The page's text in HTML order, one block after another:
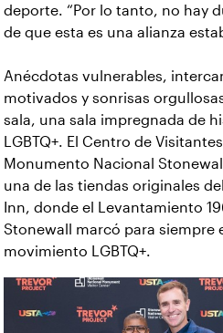
deporte. “Por lo tanto, no hay
de que esta es una alianza
Anécdotas vulnerables,
motivados y sonrisas
sala, una sala impregnada de
LGBTQ+. El Centro de
Monumento Nacional
una de las tiendas originales
Inn, donde el Levantamiento
Stonewall marcó para siempre
movimiento LGBTQ+.